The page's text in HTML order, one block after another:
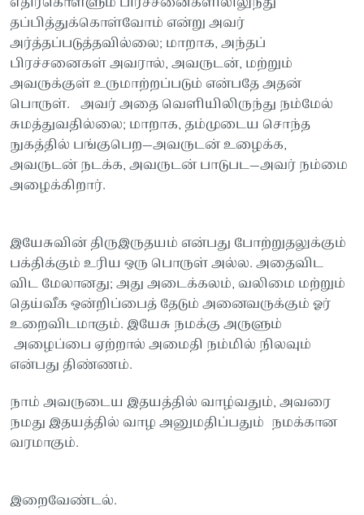
தப்பித்துக்கொள்வோம் என்று அவர்
அர்த்தப்படுத்தவில்லை; மாறாக, அந்தப்
பிரச்சனைகள் அவரால், அவருடன், மற்றும்
அவருக்குள் உருமாற்றப்படும் என்பதே அதன்
பொருள். அவர் அதை வெளியிலிருந்து நம்மேல்
சுமத்துவதில்லை; மாறாக, தம்முடைய சொந்த
நுகத்தில் பங்குபெற—அவருடன் உழைக்க,
அவருடன் நடக்க, அவருடன் பாடுபட—அவர் நம்மை
அழைக்கிறார்.
இயேசுவின் திருஇருதயம் என்பது போற்றுதலுக்கும்
பக்திக்கும் உரிய ஒரு பொருள் அல்ல. அதைவிட
விட மேலானது; அது அடைக்கலம், வலிமை மற்றும்
தெய்வீக ஒன்றிப்பைத் தேடும் அனைவருக்கும் ஓர்
உறைவிடமாகும். இயேசு நமக்கு அருளும்
அழைப்பை ஏற்றால் அமைதி நம்மில் நிலவும்
என்பது திண்ணம்.
நாம் அவருடைய இதயத்தில் வாழ்வதும், அவரை
நமது இதயத்தில் வாழ அனுமதிப்பதும் நமக்கான
வரமாகும்.
இறைவேண்டல்.